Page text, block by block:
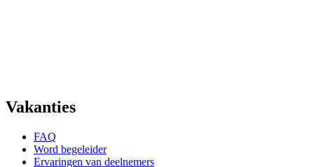
Vakanties
FAQ
Word begeleider
Ervaringen van deelnemers